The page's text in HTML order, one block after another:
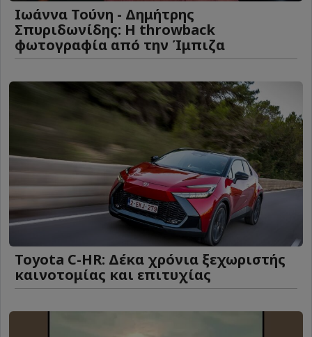
Ιωάννα Τούνη - Δημήτρης
Σπυριδωνίδης: Η throwback
φωτογραφία από την Ίμπιζα
Toyota C-HR: Δέκα χρόνια ξεχωριστής
καινοτομίας και επιτυχίας